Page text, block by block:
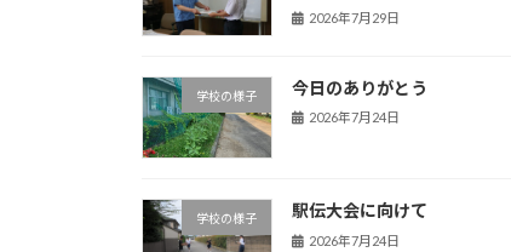
2026年7月29日
学校の様子 今日のありがとう
2026年7月24日
学校の様子 駅伝大会に向けて
2026年7月24日